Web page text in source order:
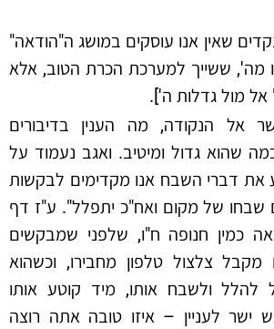
שאין אנו עוסקים במושג ה"הודאה"
מה', ששייך למערכת הכרת הטוב, אלא
מול גדלות ה'].
אל הנקודה, מה הענין בדיבורים
שהוא גדול ומיטיב. ואגב נעמוד על
את דברי השבח אנו מקדימים לבקשות
שבחו של מקום ואח"כ יתפלל". ע"ז דף
כמין חנופה ח"ו, שלפני שמבקשים
צלצול טלפון מחבירו, וכשהוא
להלל ולשבח אותו, מיד קוטע אותו
ישר לעניין – איזו טובה אתה רוצה